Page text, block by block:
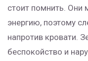
стоит помнить. Они
энергию, поэтому
напротив кровати.
беспокойство и